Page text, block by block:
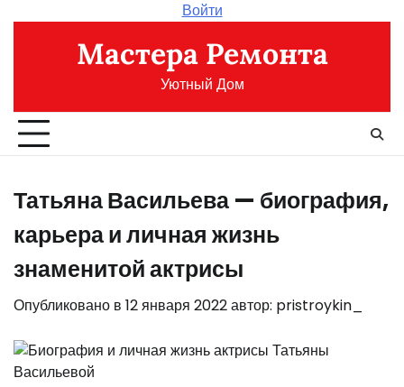
содержимому
Войти
Мастера Ремонта
Уютный Дом
Татьяна Васильева — биография,
карьера и личная жизнь
знаменитой актрисы
Опубликовано в 12 января 2022автор: pristroykin_